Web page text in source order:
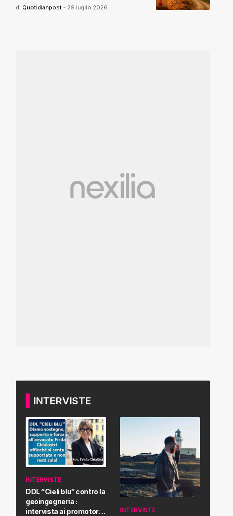
di Quotidianpost - 29 luglio 2026
INTERVISTE
INTERVISTE
DDL “Cieli blu” contro la
geoingegneria :
intervista ai promotori
INTERVISTE